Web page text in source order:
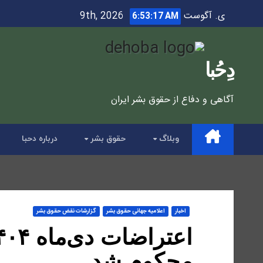
to
ی. آگوست 9th, 2026 6:53:19 AM
دِحُبا
آگاهی و دفاع از حقوق بشر ایران
وبلاگ حقوق بشر درباره دحبا
اخبار اعلاميه جهانی حقوق بشر گزارشات نقض حقوق بشر